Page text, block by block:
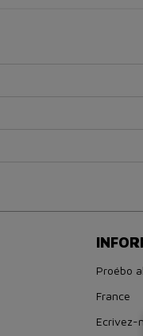
Proébo
France
Ecrivez-